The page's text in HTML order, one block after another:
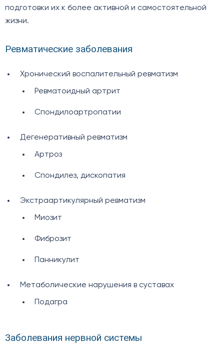
подготовки их к более активной и самостоятельной
жизни.
Ревматические заболевания
Хронический воспалительный ревматизм
Ревматоидный артрит
Спондилоартропатии
Дегенеративный ревматизм
Артроз
Спондилез, дископатия
Экстраартикулярный ревматизм
Миозит
Фиброзит
Панникулит
Метаболические нарушения в суставах
Подагра
Заболевания нервной системы